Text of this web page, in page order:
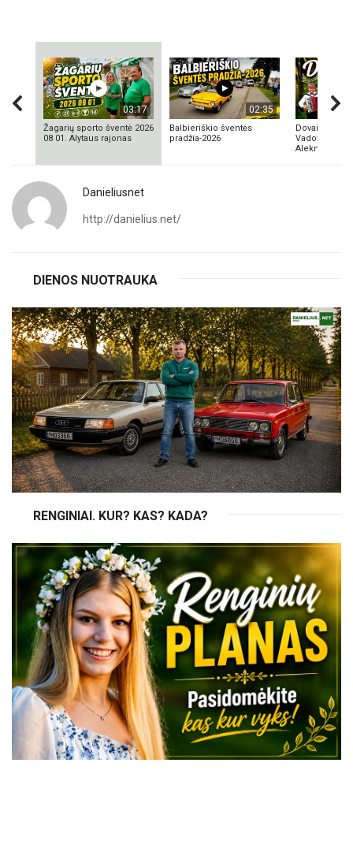
03:17
Žagarių sporto šventė 2026
08 01. Alytaus rajonas
02:35
Balbieriškio šventės
pradžia-2026
Dovainonių
Vadovas
Aleknavičius
Danieliusnet
http://danielius.net/
DIENOS NUOTRAUKA
RENGINIAI. KUR? KAS? KADA?